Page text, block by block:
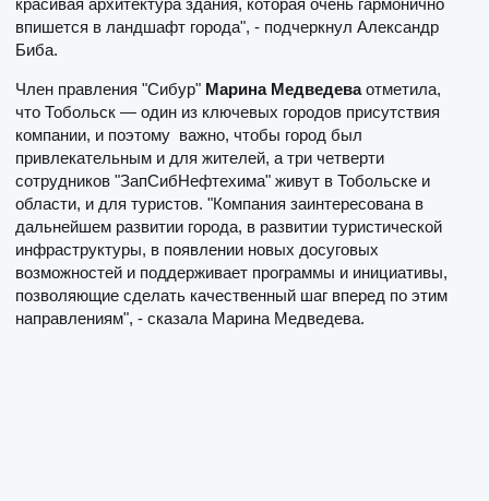
впишется в ландшафт города", - подчеркнул Александр
Биба.
Член правления "Сибур" Марина Медведеваотметила,
что Тобольск — один из ключевых городов присутствия
компании, и поэтому важно, чтобы город был
привлекательным и для жителей, а три четверти
сотрудников "ЗапСибНефтехима" живут в Тобольске и
области, и для туристов. "Компания заинтересована в
дальнейшем развитии города, в развитии туристической
инфраструктуры, в появлении новых досуговых
возможностей и поддерживает программы и инициативы,
позволяющие сделать качественный шаг вперед по этим
направлениям", - сказала Марина Медведева.